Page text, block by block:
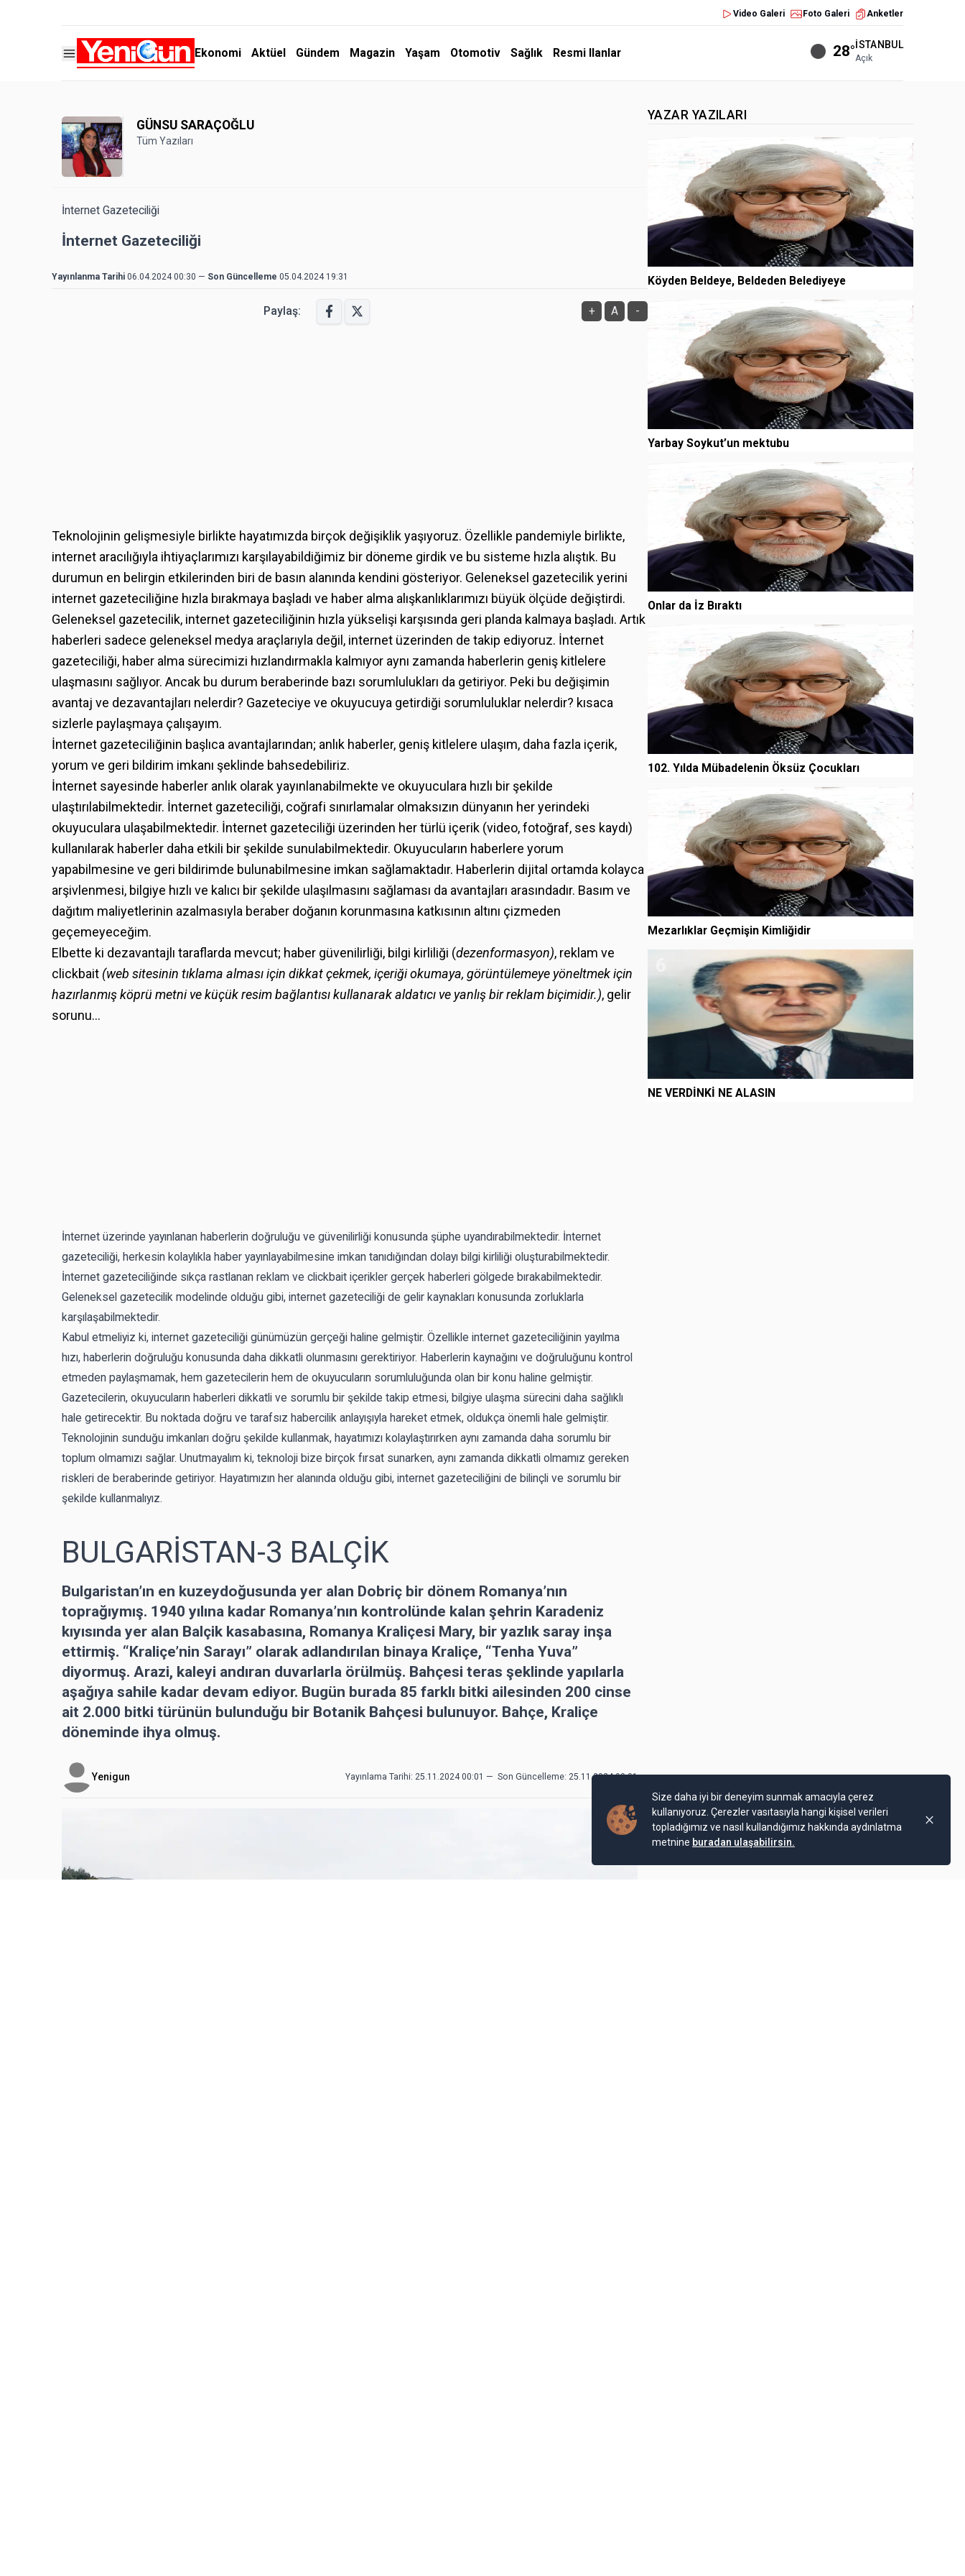
Video Galeri Foto Galeri Anketler
Ekonomi Aktüel Gündem Magazin Yaşam Otomotiv Sağlık Resmi Ilanlar 28°İSTANBUL
Açık
GÜNSU SARAÇOĞLU
Tüm Yazıları
İnternet Gazeteciliği
İnternet Gazeteciliği
Yayınlanma Tarihi 06.04.2024 00:30 — Son Güncelleme 05.04.2024 19:31
Paylaş: + A -
Teknolojinin gelişmesiyle birlikte hayatımızda birçok değişiklik yaşıyoruz. Özellikle pandemiyle birlikte,
internet aracılığıyla ihtiyaçlarımızı karşılayabildiğimiz bir döneme girdik ve bu sisteme hızla alıştık. Bu
durumun en belirgin etkilerinden biri de basın alanında kendini gösteriyor. Geleneksel gazetecilik yerini
internet gazeteciliğine hızla bırakmaya başladı ve haber alma alışkanlıklarımızı büyük ölçüde değiştirdi.
Geleneksel gazetecilik, internet gazeteciliğinin hızla yükselişi karşısında geri planda kalmaya başladı. Artık
haberleri sadece geleneksel medya araçlarıyla değil, internet üzerinden de takip ediyoruz. İnternet
gazeteciliği, haber alma sürecimizi hızlandırmakla kalmıyor aynı zamanda haberlerin geniş kitlelere
ulaşmasını sağlıyor. Ancak bu durum beraberinde bazı sorumlulukları da getiriyor. Peki bu değişimin
avantaj ve dezavantajları nelerdir? Gazeteciye ve okuyucuya getirdiği sorumluluklar nelerdir? kısaca
sizlerle paylaşmaya çalışayım.
İnternet gazeteciliğinin başlıca avantajlarından; anlık haberler, geniş kitlelere ulaşım, daha fazla içerik,
yorum ve geri bildirim imkanı şeklinde bahsedebiliriz.
İnternet sayesinde haberler anlık olarak yayınlanabilmekte ve okuyuculara hızlı bir şekilde
ulaştırılabilmektedir. İnternet gazeteciliği, coğrafi sınırlamalar olmaksızın dünyanın her yerindeki
okuyuculara ulaşabilmektedir. İnternet gazeteciliği üzerinden her türlü içerik (video, fotoğraf, ses kaydı)
kullanılarak haberler daha etkili bir şekilde sunulabilmektedir. Okuyucuların haberlere yorum
yapabilmesine ve geri bildirimde bulunabilmesine imkan sağlamaktadır. Haberlerin dijital ortamda kolayca
arşivlenmesi, bilgiye hızlı ve kalıcı bir şekilde ulaşılmasını sağlaması da avantajları arasındadır. Basım ve
dağıtım maliyetlerinin azalmasıyla beraber doğanın korunmasına katkısının altını çizmeden
geçemeyeceğim.
Elbette ki dezavantajlı taraflarda mevcut; haber güvenilirliği, bilgi kirliliği (dezenformasyon), reklam ve
clickbait (web sitesinin tıklama alması için dikkat çekmek, içeriği okumaya, görüntülemeye yöneltmek için
hazırlanmış köprü metni ve küçük resim bağlantısı kullanarak aldatıcı ve yanlış bir reklam biçimidir.), gelir
sorunu…
İnternet üzerinde yayınlanan haberlerin doğruluğu ve güvenilirliği konusunda şüphe uyandırabilmektedir. İnternet
gazeteciliği, herkesin kolaylıkla haber yayınlayabilmesine imkan tanıdığından dolayı bilgi kirliliği oluşturabilmektedir.
İnternet gazeteciliğinde sıkça rastlanan reklam ve clickbait içerikler gerçek haberleri gölgede bırakabilmektedir.
Geleneksel gazetecilik modelinde olduğu gibi, internet gazeteciliği de gelir kaynakları konusunda zorluklarla
karşılaşabilmektedir.
Kabul etmeliyiz ki, internet gazeteciliği günümüzün gerçeği haline gelmiştir. Özellikle internet gazeteciliğinin yayılma
hızı, haberlerin doğruluğu konusunda daha dikkatli olunmasını gerektiriyor. Haberlerin kaynağını ve doğruluğunu kontrol
etmeden paylaşmamak, hem gazetecilerin hem de okuyucuların sorumluluğunda olan bir konu haline gelmiştir.
Gazetecilerin, okuyucuların haberleri dikkatli ve sorumlu bir şekilde takip etmesi, bilgiye ulaşma sürecini daha sağlıklı
hale getirecektir. Bu noktada doğru ve tarafsız habercilik anlayışıyla hareket etmek, oldukça önemli hale gelmiştir.
Teknolojinin sunduğu imkanları doğru şekilde kullanmak, hayatımızı kolaylaştırırken aynı zamanda daha sorumlu bir
toplum olmamızı sağlar. Unutmayalım ki, teknoloji bize birçok fırsat sunarken, aynı zamanda dikkatli olmamız gereken
riskleri de beraberinde getiriyor. Hayatımızın her alanında olduğu gibi, internet gazeteciliğini de bilinçli ve sorumlu bir
şekilde kullanmalıyız.
BULGARİSTAN-3 BALÇİK
Bulgaristan’ın en kuzeydoğusunda yer alan Dobriç bir dönem Romanya’nın
toprağıymış. 1940 yılına kadar Romanya’nın kontrolünde kalan şehrin Karadeniz
kıyısında yer alan Balçik kasabasına, Romanya Kraliçesi Mary, bir yazlık saray inşa
ettirmiş. “Kraliçe’nin Sarayı” olarak adlandırılan binaya Kraliçe, “Tenha Yuva”
diyormuş. Arazi, kaleyi andıran duvarlarla örülmüş. Bahçesi teras şeklinde yapılarla
aşağıya sahile kadar devam ediyor. Bugün burada 85 farklı bitki ailesinden 200 cinse
ait 2.000 bitki türünün bulunduğu bir Botanik Bahçesi bulunuyor. Bahçe, Kraliçe
döneminde ihya olmuş.
Yenigun Yayınlama Tarihi: 25.11.2024 00:01 — Son Güncelleme: 25.11.2024 00:01
YAZAR YAZILARI
Köyden Beldeye, Beldeden Belediyeye
Yarbay Soykut’un mektubu
Onlar da İz Bıraktı
102. Yılda Mübadelenin Öksüz Çocukları
Mezarlıklar Geçmişin Kimliğidir
NE VERDİNKİ NE ALASIN
Size daha iyi bir deneyim sunmak amacıyla çerez
kullanıyoruz. Çerezler vasıtasıyla hangi kişisel verileri
topladığımız ve nasıl kullandığımız hakkında aydınlatma
metnine buradan ulaşabilirsin.